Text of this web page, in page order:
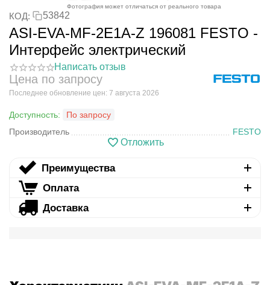
Фотография может отличаться от реального товара
КОД: 53842
ASI-EVA-MF-2E1A-Z 196081 FESTO -
Интерфейс электрический
Написать отзыв
Цена по запросу
Последнее обновление цен: 7 августа 2026
Доступность:
По запросу
Производитель
FESTO
Отложить
Преимущества
Оплата
Доставка